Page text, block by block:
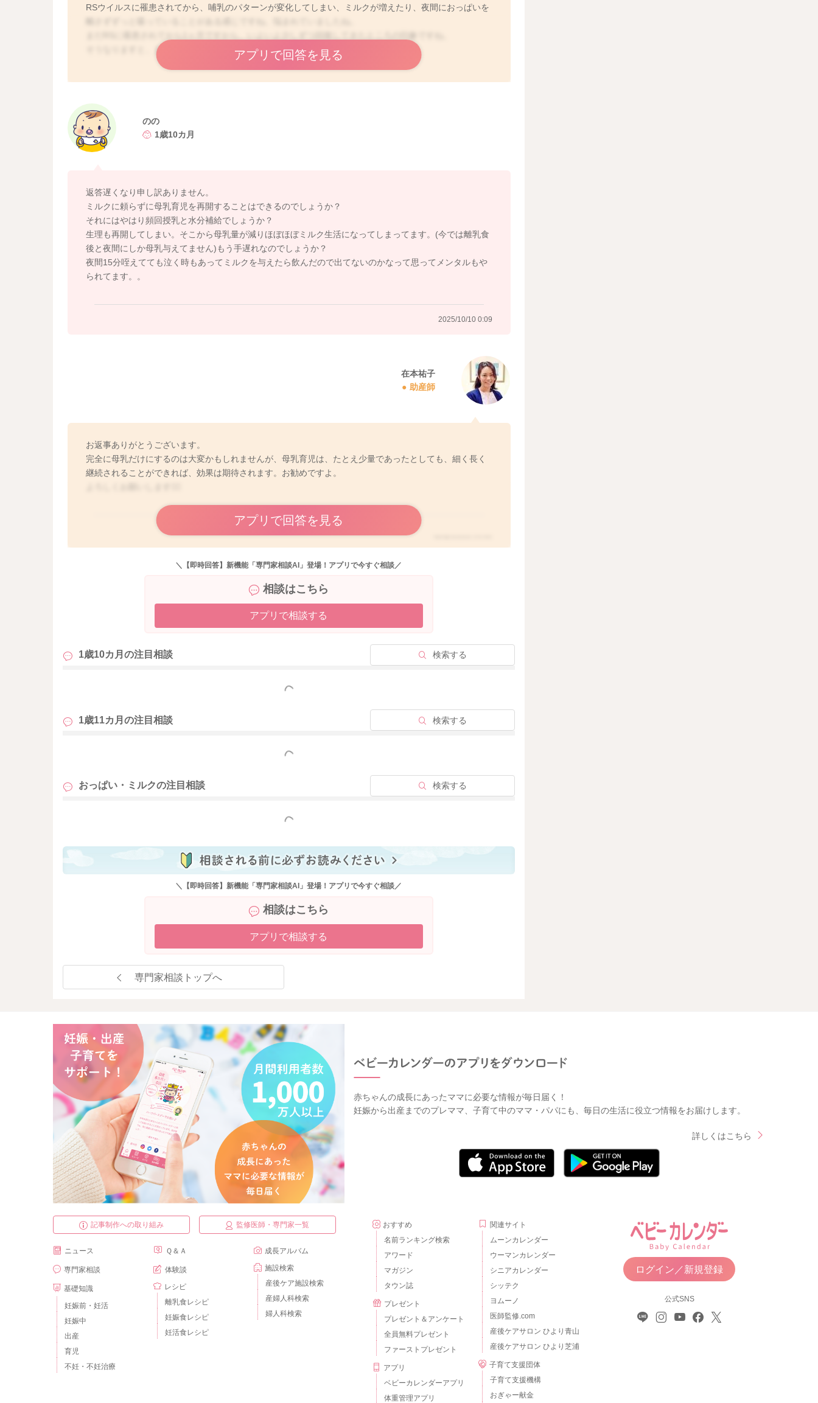
RSウイルスに罹患されてから、哺乳のパターンが変化してしまい、ミルクが増えたり、夜間におっぱいを
そうなりますと、まだまだ哺乳が今までと同じようにいかないことも珍しくないです。
た分泌が以前のようになる可能性がありますね。吸い付く安心感の中で眠れているのかなと思いますので
しばし経過を見ていけるとよいですね。
アプリで回答を見る
のの
1歳10カ月
返答遅くなり申し訳ありません。
ミルクに頼らずに母乳育児を再開することはできるのでしょうか？
それにはやはり頻回授乳と水分補給でしょうか？
生理も再開してしまい。そこから母乳量が減りほぼほぼミルク生活になってしまってます。(今では離乳食
後と夜間にしか母乳与えてません)もう手遅れなのでしょうか？
夜間15分咥えてても泣く時もあってミルクを与えたら飲んだので出てないのかなって思ってメンタルもや
られてます。。
2025/10/10 0:09
在本祐子
助産師
お返事ありがとうございます。
完全に母乳だけにするのは大変かもしれませんが、母乳育児は、たとえ少量であったとしても、細く長く
継続されることができれば、効果は期待されます。お勧めですよ。
アプリで回答を見る
＼【即時回答】新機能「専門家相談AI」登場！アプリで今すぐ相談／
相談はこちら
アプリで相談する
1歳10カ月の注目相談 検索する
もっと見る
1歳11カ月の注目相談 検索する
もっと見る
おっぱい・ミルクの注目相談 検索する
もっと見る
＼【即時回答】新機能「専門家相談AI」登場！アプリで今すぐ相談／
相談はこちら
アプリで相談する
専門家相談トップへ
赤ちゃんの成長にあったママに必要な情報が毎日届く！
妊娠から出産までのプレママ、子育て中のママ・パパにも、毎日の生活に役立つ情報をお届けします。
詳しくはこちら
記事制作への取り組み 監修医師・専門家一覧
ニュース
専門家相談
基礎知識
妊娠前・妊活
妊娠中
出産
育児
不妊・不妊治療
Ｑ＆Ａ
体験談
レシピ
離乳食レシピ
妊娠食レシピ
妊活食レシピ
成長アルバム
施設検索
産後ケア施設検索
産婦人科検索
婦人科検索
おすすめ
名前ランキング検索
アワード
マガジン
タウン誌
プレゼント
プレゼント＆アンケート
全員無料プレゼント
ファーストプレゼント
アプリ
ベビーカレンダーアプリ
体重管理アプリ
関連サイト
ムーンカレンダー
ウーマンカレンダー
シニアカレンダー
シッテク
ヨムーノ
医師監修.com
産後ケアサロン ひより青山
産後ケアサロン ひより芝浦
子育て支援団体
子育て支援機構
おぎゃー献金
ログイン／新規登録
公式SNS